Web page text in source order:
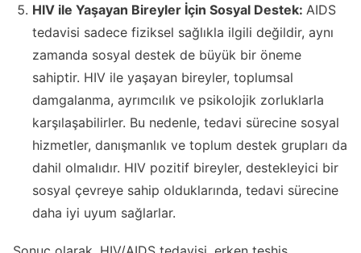
HIV ile Yaşayan Bireyler İçin Sosyal Destek: AIDS
tedavisi sadece fiziksel sağlıkla ilgili değildir, aynı
zamanda sosyal destek de büyük bir öneme
sahiptir. HIV ile yaşayan bireyler, toplumsal
damgalanma, ayrımcılık ve psikolojik zorluklarla
karşılaşabilirler. Bu nedenle, tedavi sürecine sosyal
hizmetler, danışmanlık ve toplum destek grupları da
dahil olmalıdır. HIV pozitif bireyler, destekleyici bir
sosyal çevreye sahip olduklarında, tedavi sürecine
daha iyi uyum sağlarlar.